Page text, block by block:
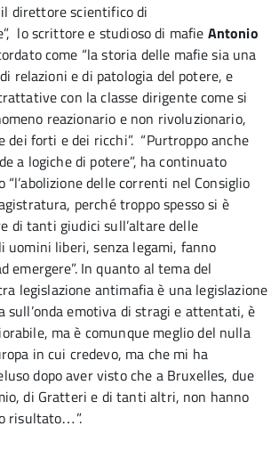
direttore scientifico di
lo scrittore e studioso di mafie Antonio
come “la storia delle mafie sia una
relazioni e di patologia del potere, e
con la classe dirigente come si
reazionario e non rivoluzionario,
dei forti e dei ricchi”. “Purtroppo anche
a logiche di potere”, ha continuato
“l’abolizione delle correnti nel Consiglio
perché troppo spesso si è
di tanti giudici sull’altare delle
uomini liberi, senza legami, fanno
emergere”. In quanto al tema del
legislazione antimafia è una legislazione
sull’onda emotiva di stragi e attentati, è
ma è comunque meglio del nulla
in cui credevo, ma che mi ha
dopo aver visto che a Bruxelles, due
di Gratteri e di tanti altri, non hanno
risultato…”.